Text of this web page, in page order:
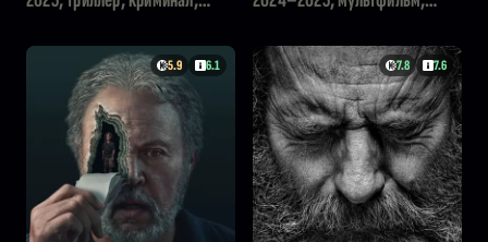
5.9 6.1 7.8 7.6